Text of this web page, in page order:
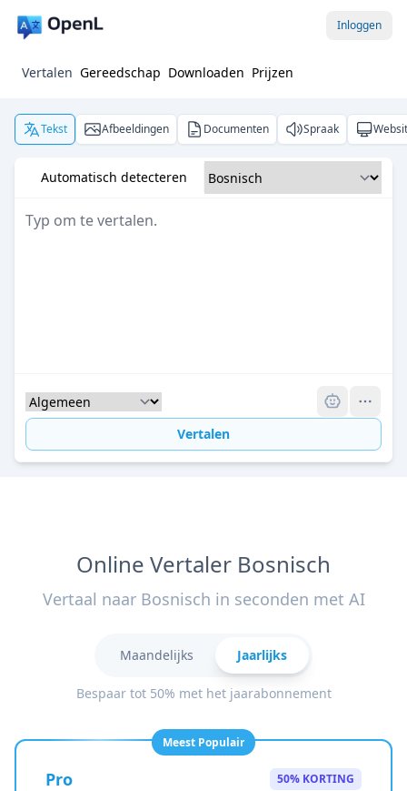
Inloggen
Vertalen Gereedschap Downloaden Prijzen
Tekst Afbeeldingen Documenten Spraak
Automatisch detecteren
Vertalen
Online Vertaler Bosnisch
Vertaal naar Bosnisch in seconden met AI
Maandelijks Jaarlijks
Bespaar tot 50% met het jaarabonnement
Meest Populair
Pro 50% KORTING